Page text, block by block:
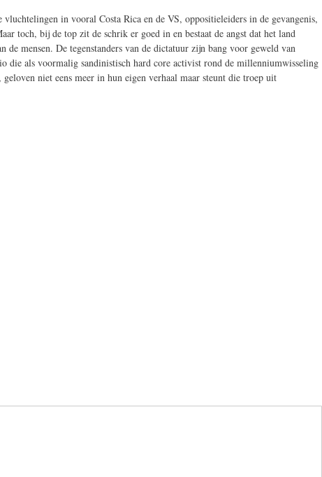
in vooral Costa Rica en de VS, oppositieleiders in de gevangenis,
toch, bij de top zit de schrik er goed in en bestaat de angst dat het land
mensen. De tegenstanders van de dictatuur zijn bang voor geweld van
die als voormalig sandinistisch hard core activist rond de millenniumwisseling
niet eens meer in hun eigen verhaal maar steunt die troep uit